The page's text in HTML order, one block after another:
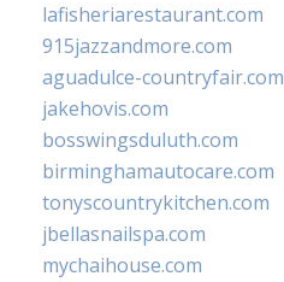
lafisheriarestaurant.com
915jazzandmore.com
aguadulce-countryfair.com
jakehovis.com
bosswingsduluth.com
birminghamautocare.com
tonyscountrykitchen.com
jbellasnailspa.com
mychaihouse.com